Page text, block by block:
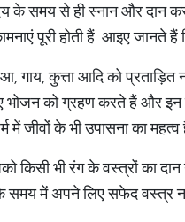
के समय से ही स्नान और दान
पूरी होती हैं. आइए जानते हैं
कुत्ता आदि को प्रताड़ित
भोजन को ग्रहण करते हैं और
जीवों के भी उपासना का
किसी भी रंग के वस्त्रों का
के समय में अपने ​लिए सफेद वस्त्र